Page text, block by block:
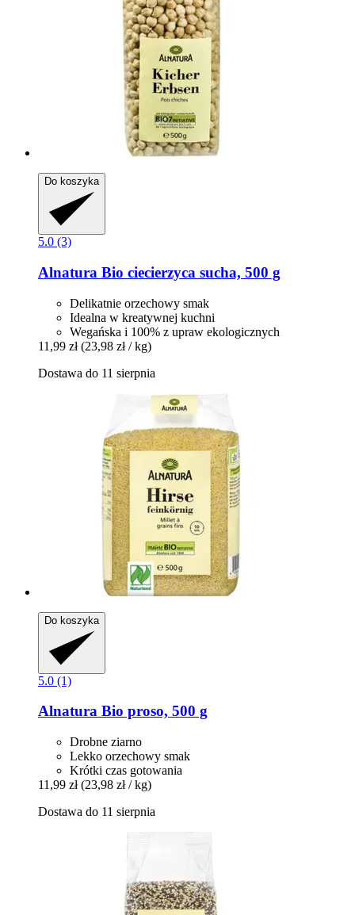
Do koszyka
5.0 (3)
Alnatura Bio ciecierzyca sucha, 500 g
Delikatnie orzechowy smak
Idealna w kreatywnej kuchni
Wegańska i 100% z upraw ekologicznych
11,99 zł (23,98 zł / kg)
Dostawa do 11 sierpnia
Do koszyka
5.0 (1)
Alnatura Bio proso, 500 g
Drobne ziarno
Lekko orzechowy smak
Krótki czas gotowania
11,99 zł (23,98 zł / kg)
Dostawa do 11 sierpnia